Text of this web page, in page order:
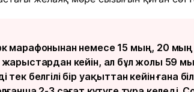
марафонынан немесе 15 мың, 20
кейін, ал бұл жолы 59
тек белгілі бір уақыттан кейін ғана